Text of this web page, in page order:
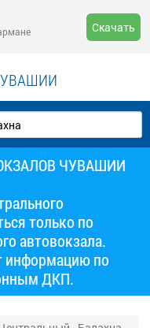
Скачать
ЧУВАШИИ
только по
автовокзала.
информацию по
ДКП.